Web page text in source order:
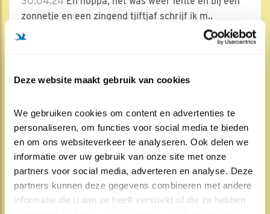
Deze website maakt gebruik van cookies
We gebruiken cookies om content en advertenties te
personaliseren, om functies voor social media te bieden
en om ons websiteverkeer te analyseren. Ook delen we
informatie over uw gebruik van onze site met onze
partners voor social media, adverteren en analyse. Deze
partners kunnen deze gegevens combineren met andere
informatie die u aan ze heeft verstrekt of die ze hebben
zonnetje en een zingend tjiftjaf schrijf ik m..
Lees meer
Door Peter de Vries, NIOO
Koolmees 799x
Het went nooit
14.05.23Tjonge denk je dan. Vijf eitjes in een fraai